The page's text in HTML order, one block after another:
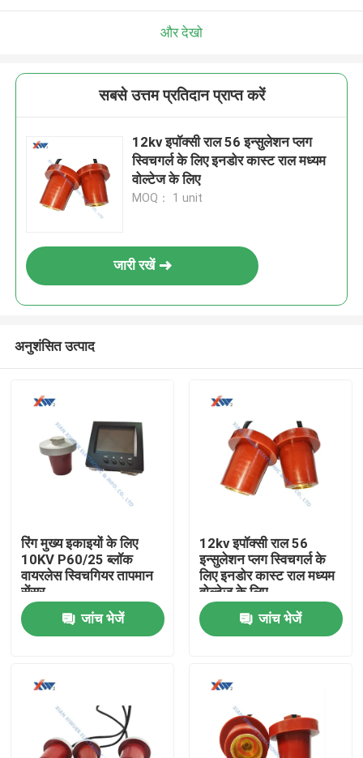
वीआर दिखाएँ
और देखो
सबसे उत्तम प्रतिदान प्राप्त करें
12kv इपॉक्सी राल 56 इन्सुलेशन प्लग
स्विचगर्ल के लिए इनडोर कास्ट राल मध्यम
वोल्टेज के लिए
MOQ： 1 unit
जारी रखें
अनुशंसित उत्पाद
रिंग मुख्य इकाइयों के लिए
10KV P60/25 ब्लॉक
वायरलेस स्विचगियर तापमान
सेंसर
जांच भेजें
12kv इपॉक्सी राल 56
इन्सुलेशन प्लग स्विचगर्ल के
लिए इनडोर कास्ट राल मध्यम
वोल्टेज के लिए
जांच भेजें